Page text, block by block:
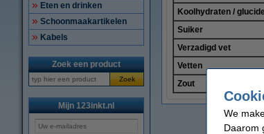
Eten en drinken
Schoonmaakartikelen
Kabels
Zoek een product
Zoek
Mijn 123inkt.nl
Koolhydraten /
Suiker
Verzadigd vet
Vetten
Zout
We
Daarom